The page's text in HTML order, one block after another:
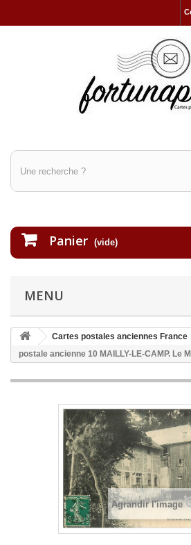
Panier (vide)
MENU
Cartes postales anciennes France
postale ancienne 10 MAILLY-LE-CAMP. Le
Agrandir l'image